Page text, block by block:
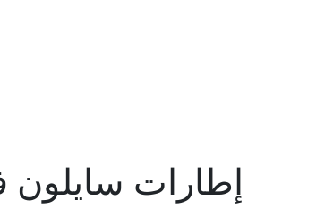
إطارات سايلون